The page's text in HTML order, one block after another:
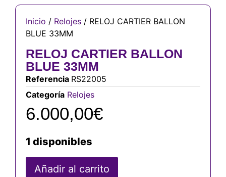
Inicio / Relojes / RELOJ CARTIER BALLON
BLUE 33MM
RELOJ CARTIER BALLON
BLUE 33MM
Referencia RS22005
Categoría Relojes
6.000,00€
1 disponibles
Añadir al carrito